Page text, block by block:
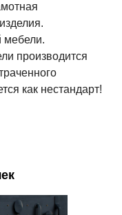
мебели.
производится
как нестандарт!